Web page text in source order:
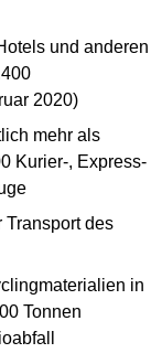
und anderen
2020)
mehr als
Kurier-, Express-
des
in
Tonnen